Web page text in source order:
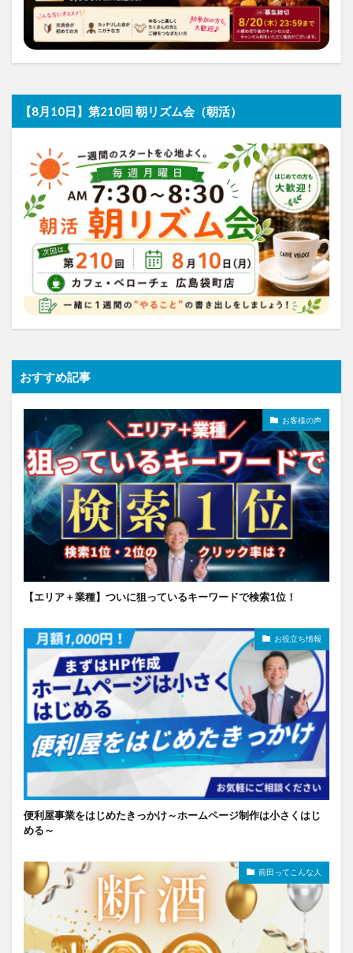
【8月10日】第210回 朝リズム会（朝活）
おすすめ記事
お客様の声
【エリア＋業種】ついに狙っているキーワードで検索1位！
お役立ち情報
便利屋事業をはじめたきっかけ～ホームページ制作は小さくはじ
める～
前田ってこんな人